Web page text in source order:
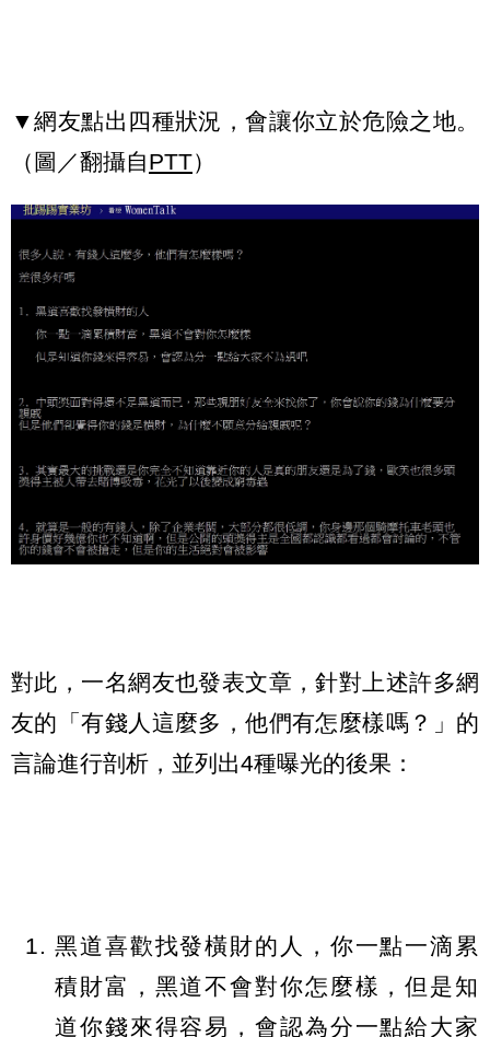
▼網友點出四種狀況，會讓你立於危險之地。
（圖／翻攝自PTT）
對此，一名網友也發表文章，針對上述許多網
友的「有錢人這麼多，他們有怎麼樣嗎？」的
言論進行剖析，並列出4種曝光的後果：
黑道喜歡找發橫財的人，你一點一滴累
積財富，黑道不會對你怎麼樣，但是知
道你錢來得容易，會認為分一點給大家